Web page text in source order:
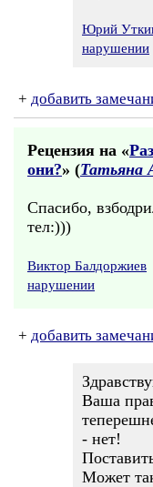
Юрий
нарушении
+ добавить
Рецензия на «
они?» (Татьяна
Спасибо,
тел:)))
Виктор Балдоржиев
нарушении
+ добавить
Ваша
- нет!
Может